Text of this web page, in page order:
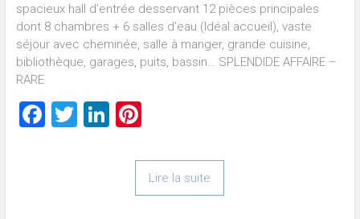
spacieux hall d’entrée desservant 12 pièces principales
dont 8 chambres + 6 salles d’eau (Idéal accueil), vaste
séjour avec cheminée, salle à manger, grande cuisine,
bibliothèque, garages, puits, bassin… SPLENDIDE AFFAIRE –
RARE
Facebook
TwitterLinkedIn
Pinterest
Lire la suite